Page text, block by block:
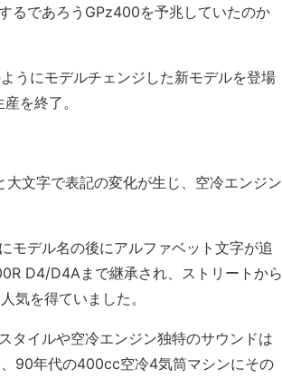
るであろうGPz400を予兆していたのか
うにモデルチェンジした新モデルを登場
を終了。
文字で表記の変化が生じ、空冷エンジン
モデル名の後にアルファベット文字が追
D4/D4Aまで継承され、ストリートから
気を得ていました。
タイルや空冷エンジン独特のサウンドは
90年代の400cc空冷4気筒マシンにその